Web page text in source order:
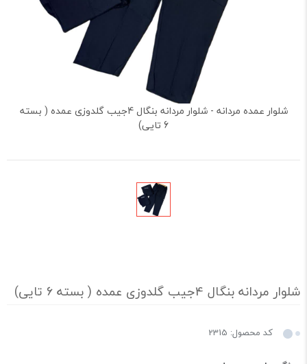
شلوار عمده مردانه - شلوار مردانه بنگال 4جیب گلدوزی عمده ( بسته
6 تایی)
شلوار مردانه بنگال 4جیب گلدوزی عمده ( بسته 6 تایی)
کد محصول: 2315